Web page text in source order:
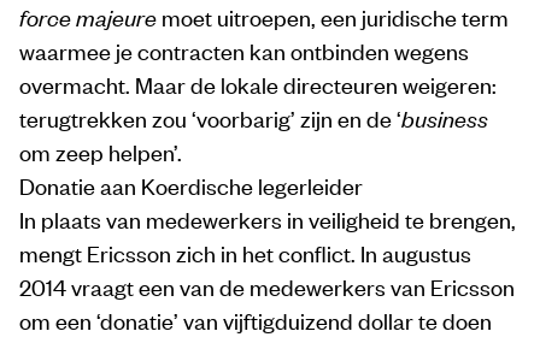
force majeure moet uitroepen, een juridische term
waarmee je contracten kan ontbinden wegens
overmacht. Maar de lokale directeuren weigeren:
terugtrekken zou ‘voorbarig’ zijn en de ‘business
om zeep helpen’.
Donatie aan Koerdische legerleider
In plaats van medewerkers in veiligheid te brengen,
mengt Ericsson zich in het conflict. In augustus
2014 vraagt een van de medewerkers van Ericsson
om een ‘donatie’ van vijftigduizend dollar te doen